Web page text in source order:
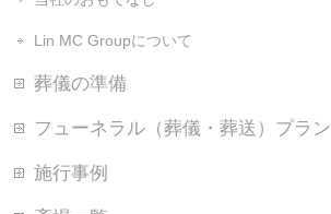
Lin MC Groupについて
葬儀の準備
フューネラル（葬儀・葬送）プラン
施行事例